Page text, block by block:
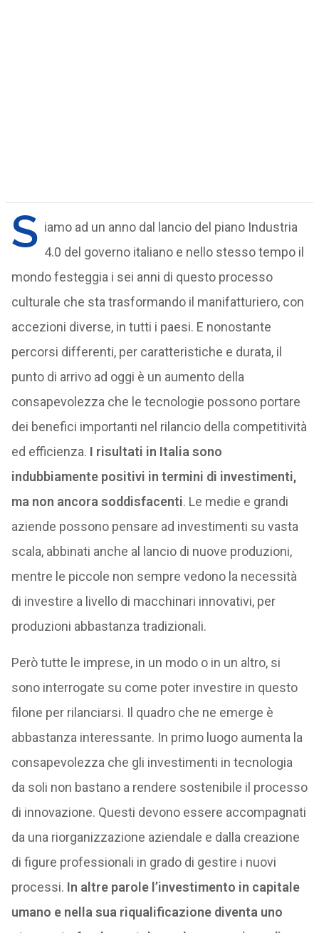
S iamo ad un anno dal lancio del piano Industria
4.0 del governo italiano e nello stesso tempo il
mondo festeggia i sei anni di questo processo
culturale che sta trasformando il manifatturiero, con
accezioni diverse, in tutti i paesi. E nonostante
percorsi differenti, per caratteristiche e durata, il
punto di arrivo ad oggi è un aumento della
consapevolezza che le tecnologie possono portare
dei benefici importanti nel rilancio della competitività
ed efficienza. I risultati in Italia sono
indubbiamente positivi in termini di investimenti,
ma non ancora soddisfacenti. Le medie e grandi
aziende possono pensare ad investimenti su vasta
scala, abbinati anche al lancio di nuove produzioni,
mentre le piccole non sempre vedono la necessità
di investire a livello di macchinari innovativi, per
produzioni abbastanza tradizionali.
Però tutte le imprese, in un modo o in un altro, si
sono interrogate su come poter investire in questo
filone per rilanciarsi. Il quadro che ne emerge è
abbastanza interessante. In primo luogo aumenta la
consapevolezza che gli investimenti in tecnologia
da soli non bastano a rendere sostenibile il processo
di innovazione. Questi devono essere accompagnati
da una riorganizzazione aziendale e dalla creazione
di figure professionali in grado di gestire i nuovi
processi. In altre parole l’investimento in capitale
umano e nella sua riqualificazione diventa uno